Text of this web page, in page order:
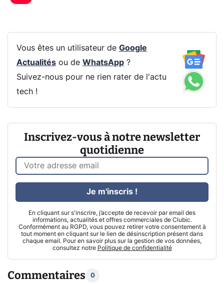
Vous êtes un utilisateur de Google
Actualitésou de WhatsApp?
Suivez-nous pour ne rien rater de l'actu
tech !
Inscrivez-vous à notre newsletter
quotidienne
En cliquant sur s'inscrire, j’accepte de recevoir par email des
informations, actualités et offres commerciales de Clubic.
Conformément au RGPD, vous pouvez retirer votre consentement à
tout moment en cliquant sur le lien de désinscription présent dans
chaque email. Pour en savoir plus sur la gestion de vos données,
consultez notre Politique de confidentialité
Je m'inscris !
Commentaires 0